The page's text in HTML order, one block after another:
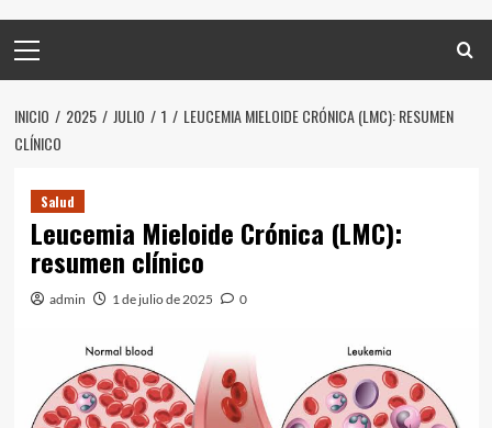
principal
INICIO 2025 JULIO 1
LEUCEMIA MIELOIDE CRÓNICA (LMC): RESUMEN
CLÍNICO
Salud
Leucemia Mieloide Crónica (LMC):
resumen clínico
admin 1 de julio de 2025 0